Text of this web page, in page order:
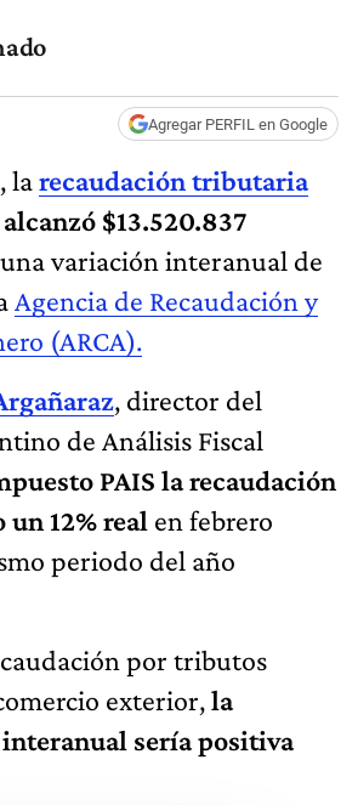
Agregar PERFIL en Google
larecaudación tributaria
alcanzó $13.520.837
variación interanual de
Agencia de Recaudación y
(ARCA).
, director del
de Análisis Fiscal
PAIS la recaudación
12% real en febrero
periodo del año
por tributos
exterior,la
sería positiva